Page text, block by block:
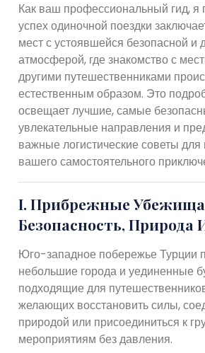
Как ваш профессиональный гид, я
успех одиночной поездки
мест с устоявшейся безопасной и
атмосферой, где знакомство с
другими путешественниками
естественным образом. Это
освещает лучшие, самые
увлекательные направления и
важные логистические советы
вашего самостоятельного
I. Прибрежные
Безопасность, Природа
Юго-западное побережье Турции
небольшие города и уединенные
подходящие для
желающих восстановить силы,
природой или присоединиться к
мероприятиям без давления.